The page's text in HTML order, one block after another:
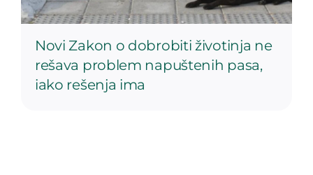
Novi Zakon o dobrobiti životinja ne
rešava problem napuštenih pasa,
iako rešenja ima